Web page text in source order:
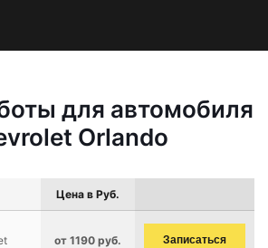
для автомобиля
Orlando
Цена в Руб.
от 1190 руб. Записаться